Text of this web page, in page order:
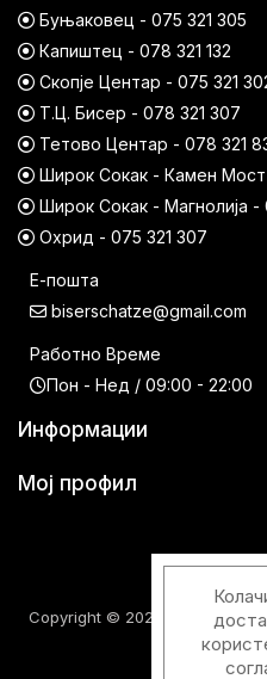
Буњаковец - 075 321 305
Капиштец - 078 321 132
Скопје Центар - 075 321
Т.Ц. Бисер - 078 321 307
Тетово Центар - 078 321
Широк Сокак - Камен Мост
Широк Сокак - Магнолија -
Охрид - 075 321 307
Е-пошта
biserschatze@gmail.com
Работно Време
Пон - Нед / 09:00 - 22:00
Информации
Мој профил
Copyright © 2026 Шатци